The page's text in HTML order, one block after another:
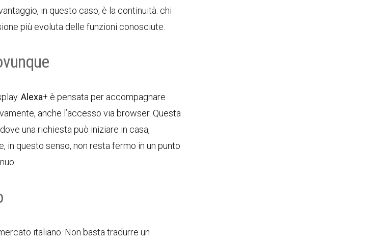
in questo caso, è la continuità: chi
più evoluta delle funzioni conosciute.
Alexa+ è pensata per accompagnare
anche l’accesso via browser. Questa
una richiesta può iniziare in casa,
in questo senso, non resta fermo in un punto
italiano. Non basta tradurre un